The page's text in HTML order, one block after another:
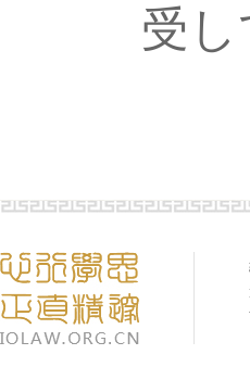
受し